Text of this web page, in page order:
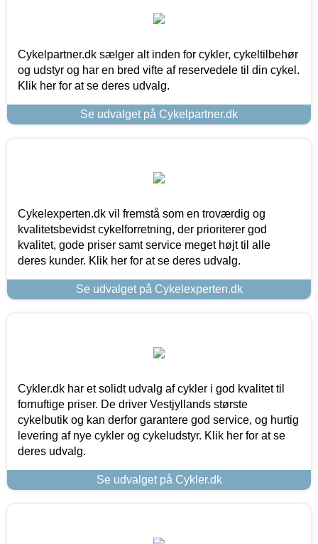
Cykelpartner.dk sælger alt inden for cykler, cykeltilbehør
og udstyr og har en bred vifte af reservedele til din cykel.
Klik her for at se deres udvalg.
Se udvalget på Cykelpartner.dk
Cykelexperten.dk vil fremstå som en troværdig og
kvalitetsbevidst cykelforretning, der prioriterer god
kvalitet, gode priser samt service meget højt til alle
deres kunder. Klik her for at se deres udvalg.
Se udvalget på Cykelexperten.dk
Cykler.dk har et solidt udvalg af cykler i god kvalitet til
fornuftige priser. De driver Vestjyllands største
cykelbutik og kan derfor garantere god service, og hurtig
levering af nye cykler og cykeludstyr. Klik her for at se
deres udvalg.
Se udvalget på Cykler.dk